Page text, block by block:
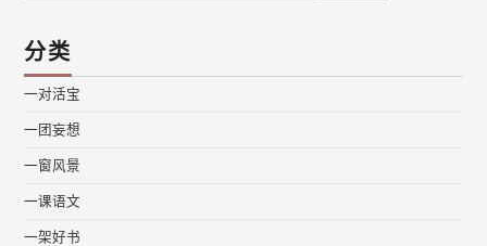
分类
一对活宝
一团妄想
一窗风景
一课语文
一架好书